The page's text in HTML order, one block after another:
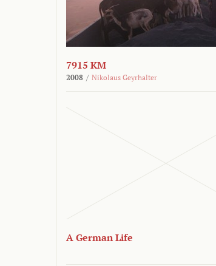
7915 KM
2008 / Nikolaus Geyrhalter
A German Life